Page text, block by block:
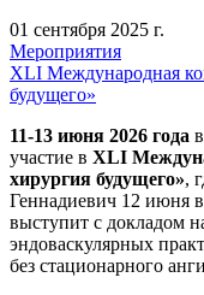
01 сентября 2025 г.
Мероприятия
XLI Международная
будущего»
11-13 июня 2026 года
участие в XLI
хирургия будущего»,
Геннадиевич 12 июня
выступит с докладом
эндоваскулярных
без стационарного